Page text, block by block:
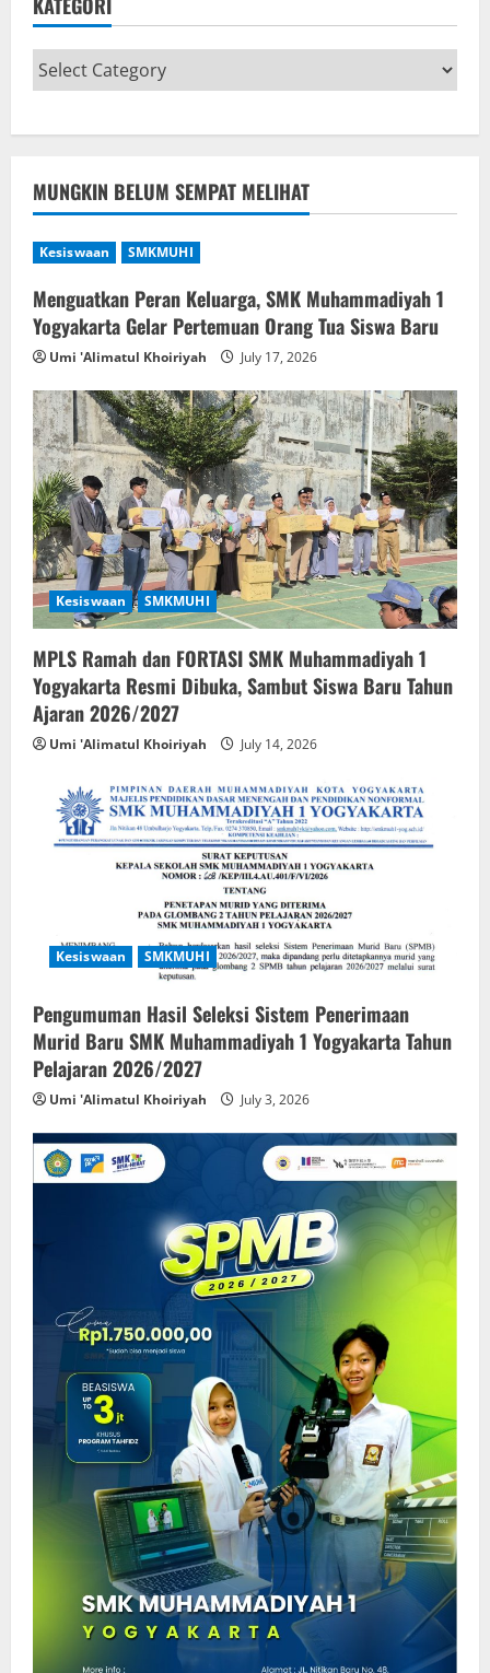
MUNGKIN BELUM SEMPAT MELIHAT
Kesiswaan SMKMUHI
Menguatkan Peran Keluarga, SMK Muhammadiyah 1
Yogyakarta Gelar Pertemuan Orang Tua Siswa Baru
Umi 'Alimatul Khoiriyah July 17, 2026
Kesiswaan SMKMUHI
MPLS Ramah dan FORTASI SMK Muhammadiyah 1
Yogyakarta Resmi Dibuka, Sambut Siswa Baru Tahun
Ajaran 2026/2027
Umi 'Alimatul Khoiriyah July 14, 2026
Kesiswaan SMKMUHI
Pengumuman Hasil Seleksi Sistem Penerimaan
Murid Baru SMK Muhammadiyah 1 Yogyakarta Tahun
Pelajaran 2026/2027
Umi 'Alimatul Khoiriyah July 3, 2026